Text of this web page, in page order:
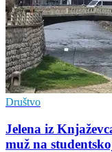
Društvo
Jelena iz
muž na